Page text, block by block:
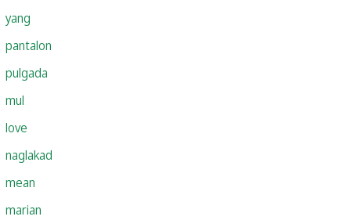
yang
pantalon
pulgada
mul
love
naglakad
mean
marian